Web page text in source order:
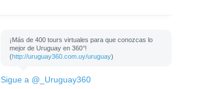
¡Más de 400 tours virtuales para que conozcas lo
mejor de Uruguay en 360°!
(http://uruguay360.com.uy/uruguay)
Sigue a @_Uruguay360